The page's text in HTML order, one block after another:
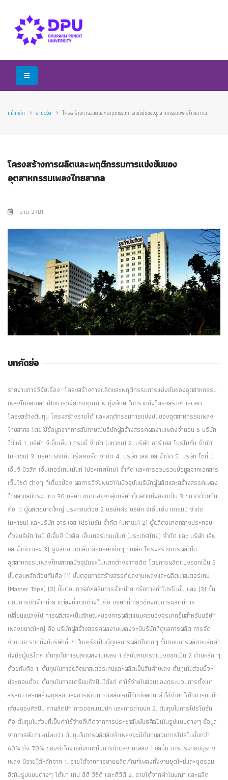
หน้าหลัก งานวิจัย โครงสร้างการผลิตและพฤติกรรมการแข่งขันของอุตสาหกรรมเพลงไทยสากล
โครงสร้างการผลิตและพฤติกรรมการแข่งขันของ
อุตสาหกรรมเพลงไทยสากล
| อ่าน 3981
บทคัดย่อ
รายงานการวิจัยเรื่อง “โครงสร้างการผลิตและพฤติกรรมการแข่งขันของอุตสาหกรรม
เพลงไทยสากล” เป็นการวิจัยเชิงคุณภาพ มุ่งศึกษาให้ทราบถึงโครงสร้างการผลิต
โครงสร้างต้นทุน โครงสร้างรายได้ และพฤติกรรมการแข่งขันของอุตสาหกรรมเพลง
ไทยสากล โดยใช้ข้อมูลจากการสัมภาษณ์บริษัทผู้สร้างสรรค์ผลงานเพลงจำนวน 5 บริษัท
ได้แก่ 1. บริษัท จีเอ็มเอ็ม แกรมมี่ จำกัด (มหาชน) 2. บริษัท อาร์.เอส โปรโมชั่น จำกัด
(มหาชน) 3. บริษัท พีจีเอ็ม เร็คคอร์ด จำกัด 4. บริษัท เลิฟ อิส จำกัด 5. บริษัท โซนี่ บี
เอ็มจี มิวสิค เอ็นเทอร์เทนเม้นท์ (ประเทศไทย) จำกัด และการรวบรวมข้อมูลจากเอกสาร
เว็บไซต์ ต่างๆ ที่เกี่ยวข้อง ผลการวิจัยพบว่าในปัจจุบันบริษัทผู้ผลิตและสร้างสรรค์เพลง
ไทยสากลมีประมาณ 30 บริษัท ขนาดของกลุ่มบริษัทผู้ผลิตแบ่งออกเป็น 3 ขนาดด้วยกัน
คือ 1) ผู้ผลิตขนาดใหญ่ ประกอบด้วย 2 บริษัทคือ บริษัท จีเอ็มเอ็ม แกรมมี่ จำกัด
(มหาชน) และบริษัท อาร์.เอส โปรโมชั่น จำกัด (มหาชน) 2) ผู้ผลิตขนาดกลางประกอบ
ด้วยบริษัท โซนี่ บีเอ็มจี มิวสิค เอ็นเทอร์เทนเม้นท์ (ประเทศไทย) จำกัด และ บริษัท เลิฟ
อิส จำกัด และ 3) ผู้ผลิตขนาดเล็ก คือบริษัทอื่นๆ ที่เหลือ โครงสร้างการผลิตใน
อุตสาหกรรมเพลงไทยสากลปัจจุบันจะไม่แตกต่างจากอดีต โดยการผลิตแบ่งออกเป็น 3
ขั้นตอนหลักด้วยกันคือ (1) ขั้นตอนการสร้างสรรค์ผลงานเพลงและผลิตมาสเตอร์เทป
(Master Tape) (2) ขั้นตอนการส่งเสริมการจำหน่าย หรือการทำโปรโมชั่น และ (3) ขั้น
ตอนการจัดจำหน่าย แต่สิ่งที่แตกต่างไปคือ บริษัทที่เกี่ยวข้องกับการผลิตมีการ
เปลี่ยนแปลงไป การผลิตจะเป็นลักษณะของการผลิตแบบครบวงจรมากขึ้นสำหรับบริษัท
เพลงขนาดใหญ่ คือ บริษัทผู้สร้างสรรค์ผลงานเพลงจะมีบริษัทที่ดูแลการผลิต การจัด
จำหน่าย รวมทั้งมีบริษัทอื่นๆ ในเครือเป็นผู้ดูแลการผลิตในทุกๆ ขั้นตอนการผลิตจนสินค้า
ถึงมือผู้บริโภค ต้นทุนในการผลิตผลงานเพลง 1 อัลบั้มสามารถแบ่งออกเป็น 2 ด้านหลัก ๆ
ด้วยกันคือ 1. ต้นทุนในการผลิตมาสเตอร์เทปและผลิตเป็นสินค้าเพลง ต้นทุนในส่วนนี้จะ
ประกอบด้วย ต้นทุนในการเตรียมศิลปินได้แก่ ค่าใช้จ่ายในส่วนของกระบวนการตั้งแต่
สรรหา เสริมสร้างบุคลิก และการพัฒนาภาพลักษณ์ให้แก่ศิลปิน ค่าใช้จ่ายที่ใช้ในการบันทึก
เสียงของศิลปิน ค่าผลิตปก การออกแบบปก และการถ่ายปก 2. ต้นทุนในการโปรโมชั่น
คือ ต้นทุนในส่วนที่เป็นค่าใช้จ่ายที่เกิดจากการประชาสัมพันธ์ศิลปินในรูปแบบต่างๆ ข้อมูล
จากการสัมภาษณ์พบว่า ต้นทุนในการผลิตสินค้าเพลงจะมีต้นทุนส่วนการโปรโมชั่นกว่า
60% ถึง 70% ของค่าใช้จ่ายทั้งหมดในการทำผลงานเพลง 1 อัลบั้ม การประกอบธุรกิจ
เพลง มีรายได้หลักจาก 1. รายได้จากการขายผลิตภัณฑ์เพลงทั้งงานชุดใหม่และชุดรวม
ฮิตในรูปแบบต่างๆ ได้แก่ เทป ซีดี วีซีดี และดีวีดี 2. รายได้จากค่าโฆษณา และผลิต